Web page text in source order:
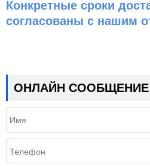
Конкретные сроки
согласованы с нашим
ОНЛАЙН СООБЩЕНИЕ